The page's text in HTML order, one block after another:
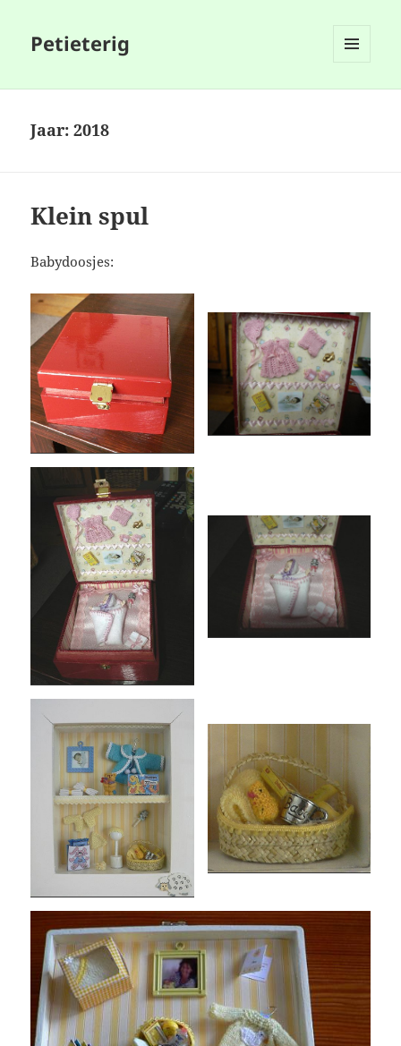
Petieterig
Jaar:2018
Klein spul
Babydoosjes: